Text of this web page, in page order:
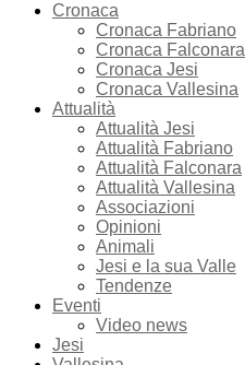
Cronaca
Cronaca Fabriano
Cronaca Falconara
Cronaca Jesi
Cronaca Vallesina
Attualità
Attualità Jesi
Attualità Fabriano
Attualità Falconara
Attualità Vallesina
Associazioni
Opinioni
Animali
Jesi e la sua Valle
Tendenze
Eventi
Video news
Jesi